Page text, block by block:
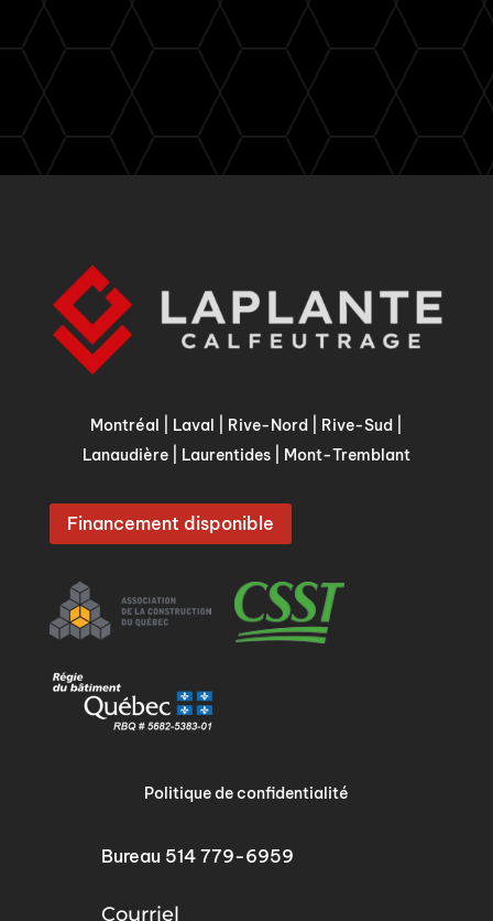
Montréal Laval Rive-Nord| Rive-Sud|
Lanaudière| Laurentides| Mont-Tremblant
Financement disponible
Politique de confidentialité
Bureau 514 779-6959
Courriel